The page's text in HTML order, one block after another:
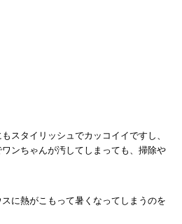
スタイリッシュでカッコイイですし、
ンちゃんが汚してしまっても、掃除や
に熱がこもって暑くなってしまうのを